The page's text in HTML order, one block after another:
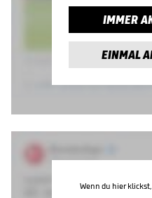
IMMER
EINMAL
Wenn du hier